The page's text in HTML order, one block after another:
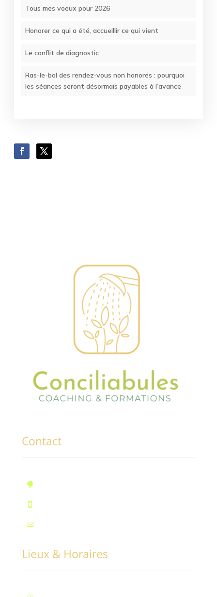
Tous mes voeux pour 2026
Honorer ce qui a été, accueillir ce qui vient
Le conflit de diagnostic
Ras-le-bol des rendez-vous non honorés : pourquoi
les séances seront désormais payables à l’avance
Contact



Lieux & Horaires